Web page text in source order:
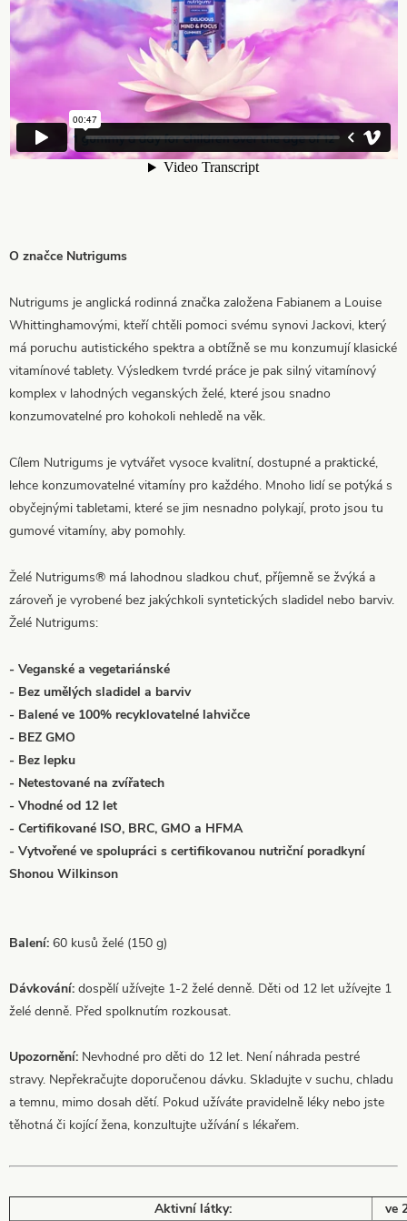
O značce Nutrigums
Nutrigums je anglická rodinná značka založena Fabianem a Louise
Whittinghamovými, kteří chtěli pomoci svému synovi Jackovi, který
má poruchu autistického spektra a obtížně se mu konzumují klasické
vitamínové tablety. Výsledkem tvrdé práce je pak silný vitamínový
komplex v lahodných veganských želé, které jsou snadno
konzumovatelné pro kohokoli nehledě na věk.
Cílem Nutrigums je vytvářet vysoce kvalitní, dostupné a praktické,
lehce konzumovatelné vitamíny pro každého. Mnoho lidí se potýká s
obyčejnými tabletami, které se jim nesnadno polykají, proto jsou tu
gumové vitamíny, aby pomohly.
Želé Nutrigums® má lahodnou sladkou chuť, příjemně se žvýká a
zároveň je vyrobené bez jakýchkoli syntetických sladidel nebo barviv.
Želé Nutrigums:
- Veganské a vegetariánské
- Bez umělých sladidel a barviv
- Balené ve 100% recyklovatelné lahvičce
- BEZ GMO
- Bez lepku
- Netestované na zvířatech
- Vhodné od 12 let
- Certifikované ISO, BRC, GMO a HFMA
- Vytvořené ve spolupráci s certifikovanou nutriční poradkyní
Shonou Wilkinson
Balení: 60 kusů želé (150 g)
Dávkování: dospělí užívejte 1-2 želé denně. Děti od 12 let užívejte 1
želé denně. Před spolknutím rozkousat.
Upozornění: Nevhodné pro děti do 12 let. Není náhrada pestré
stravy. Nepřekračujte doporučenou dávku. Skladujte v suchu, chladu
a temnu, mimo dosah dětí. Pokud užíváte pravidelně léky nebo jste
těhotná či kojící žena, konzultujte užívání s lékařem.
Aktivní látky:
ve